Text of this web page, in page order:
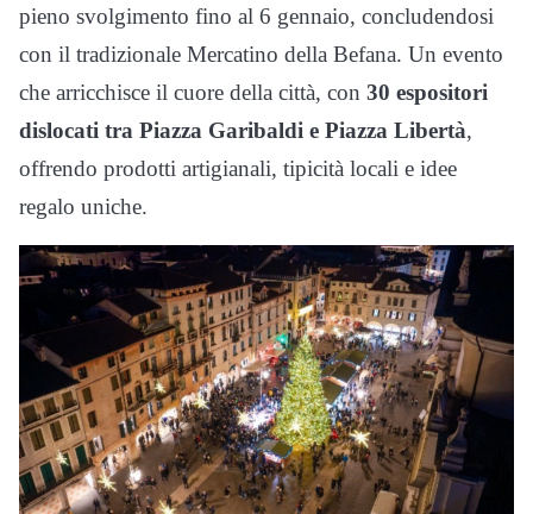
pieno svolgimento fino al 6 gennaio, concludendosi
con il tradizionale Mercatino della Befana. Un evento
che arricchisce il cuore della città, con 30 espositori
dislocati tra Piazza Garibaldi e Piazza Libertà,
offrendo prodotti artigianali, tipicità locali e idee
regalo uniche.